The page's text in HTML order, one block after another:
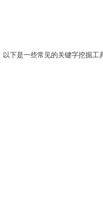
下是一些常见的关键字挖掘工